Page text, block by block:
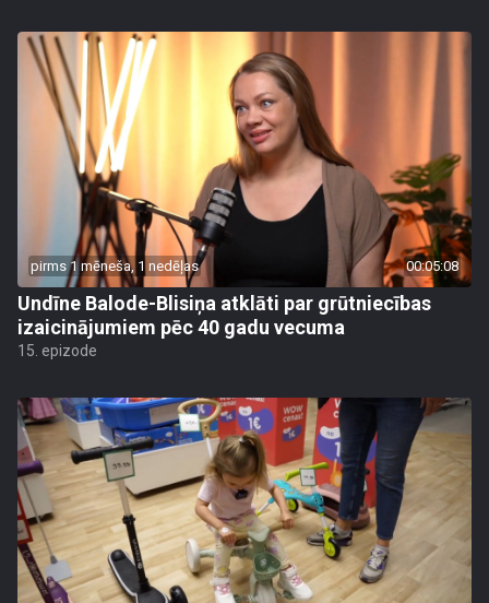
pirms 1 mēneša, 1 nedēļas 00:05:08
Undīne Balode-Blisiņa atklāti par grūtniecības
izaicinājumiem pēc 40 gadu vecuma
15. epizode